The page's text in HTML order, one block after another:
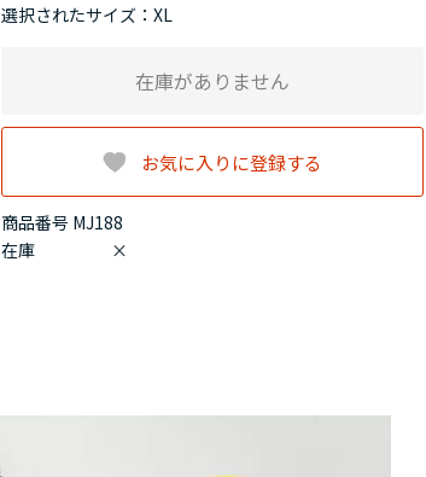
商品番号 MJ188
在庫 ×
選択されたサイズ：XL
お気に入りに登録する
在庫がありません